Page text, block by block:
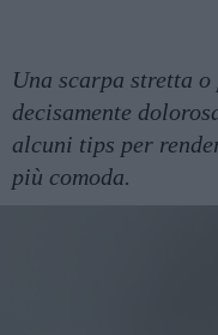
Una scarpa stretta
decisamente
alcuni tips per
più comoda.